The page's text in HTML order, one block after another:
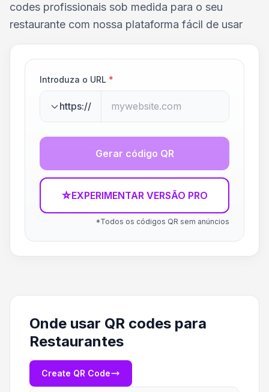
codes profissionais sob medida para o seu
restaurante com nossa plataforma fácil de usar
Introduza o URL *
https://
Gerar código QR
☆EXPERIMENTAR VERSÃO PRO
*Todos os códigos QR sem anúncios
Onde usar QR codes para
Restaurantes
Create QR Code